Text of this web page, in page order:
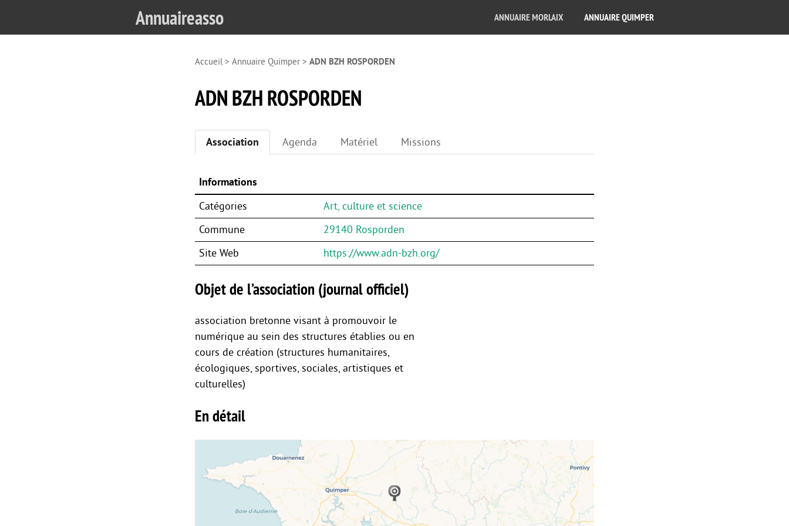
Annuaireasso ANNUAIRE MORLAIX ANNUAIRE QUIMPER
Accueil> Annuaire Quimper > ADN BZH ROSPORDEN
ADN BZH ROSPORDEN
Association Agenda Matériel Missions
Informations
Catégories
Art, culture et science
Commune
29140 Rosporden
Site Web
https://www.adn-bzh.org/
Objet de l’association (journal officiel)
association bretonne visant à promouvoir le
numérique au sein des structures établies ou en
cours de création (structures humanitaires,
écologiques, sportives, sociales, artistiques et
culturelles)
En détail